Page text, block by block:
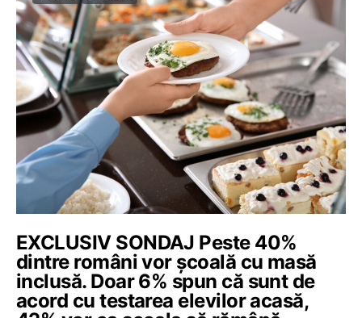
EXCLUSIV SONDAJ Peste 40%
dintre români vor școală cu masă
inclusă. Doar 6% spun că sunt de
acord cu testarea elevilor acasă,